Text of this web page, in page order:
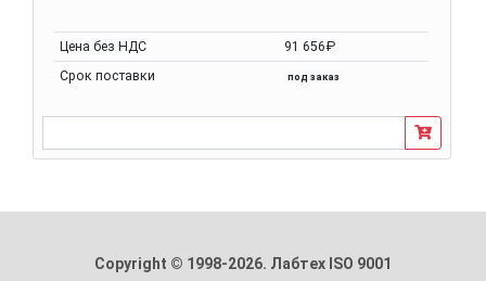
Цена без НДС
91 656₽
Срок поставки
под заказ
Copyright © 1998-2026. Лабтех ISO 9001